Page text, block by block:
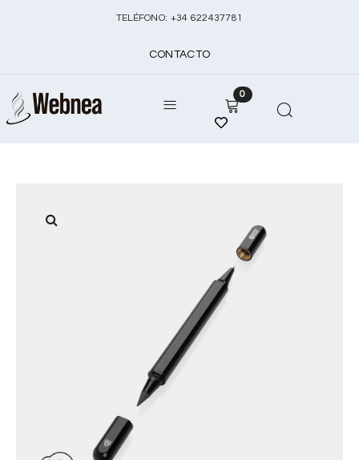
TELÉFONO: +34 622437781
CONTACTO
0